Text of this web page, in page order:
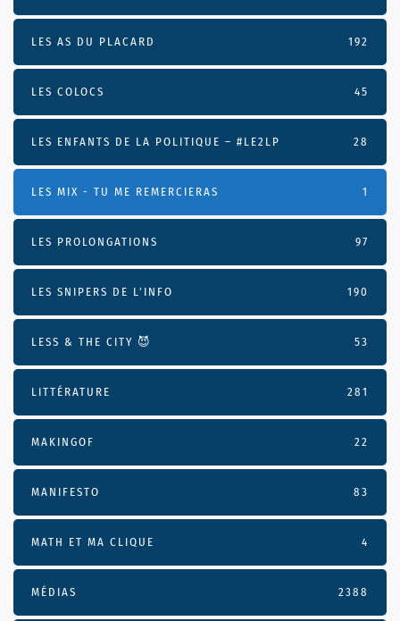
LES AS DU PLACARD 192
LES COLOCS 45
LES ENFANTS DE LA POLITIQUE – #LE2LP 28
LES MIX - TU ME REMERCIERAS 1
LES PROLONGATIONS 97
LES SNIPERS DE L’INFO 190
LESS & THE CITY 😈 53
LITTÉRATURE 281
MAKINGOF 22
MANIFESTO 83
MATH ET MA CLIQUE 4
MÉDIAS 2388